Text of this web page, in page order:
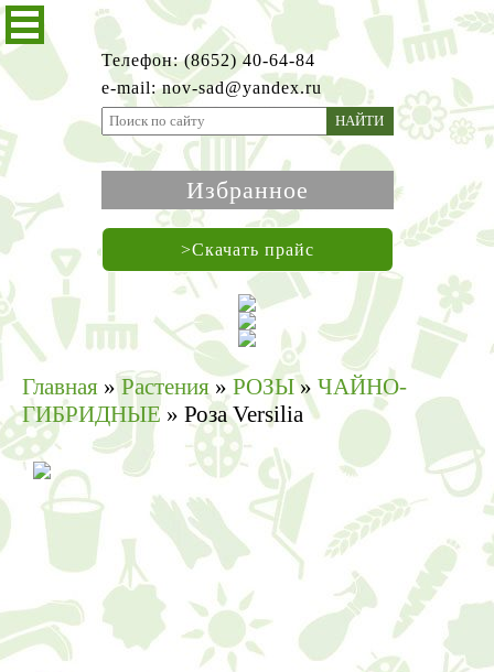
Телефон: (8652) 40-64-84
e-mail: nov-sad@yandex.ru
НАЙТИ
Избранное
>Скачать прайс
Главная »Растения » РОЗЫ» ЧАЙНО-
ГИБРИДНЫЕ » Роза Versilia